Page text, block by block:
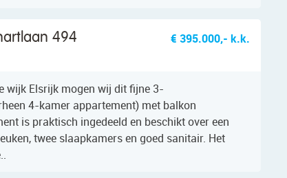
494 € 395.000,- k.k.
wijk Elsrijk mogen wij dit fijne 3-
4-kamer appartement) met balkon
is praktisch ingedeeld en beschikt over een
twee slaapkamers en goed sanitair. Het